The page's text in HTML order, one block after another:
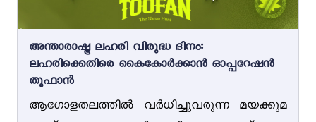
അന്താരാഷ്ട്ര ലഹരി വിരുദ്ധ ദിനം:
ലഹരിക്കെതിരെ കൈകോർക്കാൻ ഓപ്പറേഷൻ
തൂഫാൻ
ആഗോളതലത്തിൽ വർധിച്ചുവരുന്ന മയക്കുമ